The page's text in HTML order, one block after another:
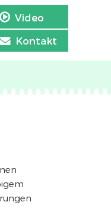
Video
Kontakt